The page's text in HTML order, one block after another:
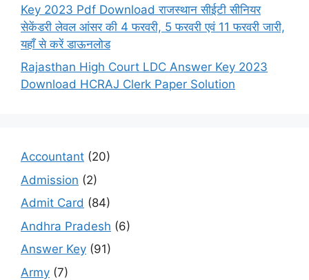
Key 2023 Pdf Download राजस्थान सीईटी सीनियर
सेकेंडरी लेवल आंसर की 4 फरवरी, 5 फरवरी एवं 11 फरवरी जारी,
यहाँ से करें डाऊनलोड
Rajasthan High Court LDC Answer Key 2023
Download HCRAJ Clerk Paper Solution
Accountant (20)
Admission (2)
Admit Card (84)
Andhra Pradesh (6)
Answer Key (91)
Army (7)